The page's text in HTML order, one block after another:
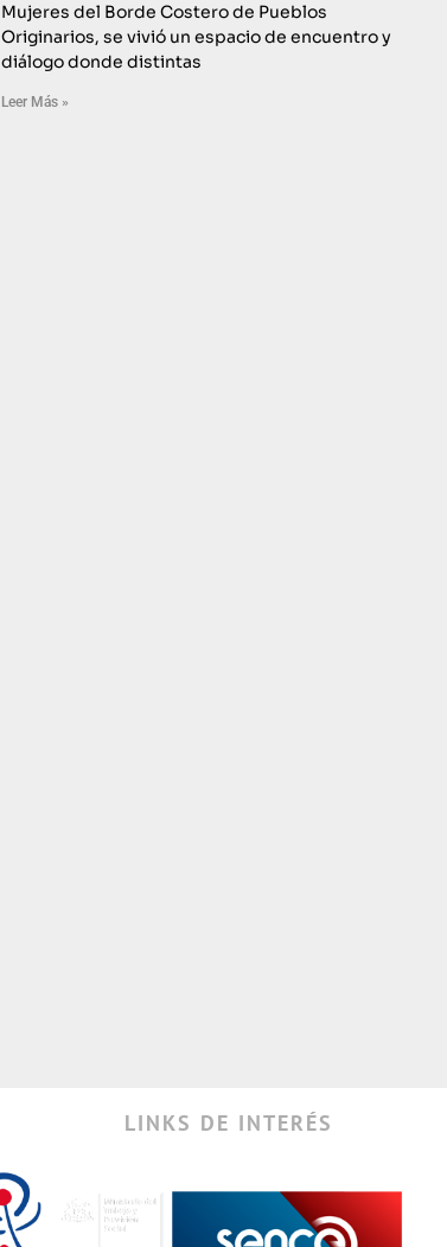
Mujeres del Borde Costero de Pueblos
Originarios, se vivió un espacio de encuentro y
diálogo donde distintas
Leer Más »
LINKS DE INTERÉS